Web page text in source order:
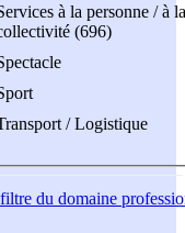
à la personne / à la
(696)
/ Logistique
du domaine